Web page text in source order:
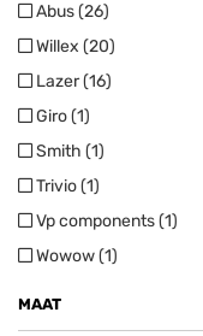
Abus (26)
Willex (20)
Lazer (16)
Giro (1)
Smith (1)
Trivio (1)
Vp components (1)
Wowow (1)
MAAT